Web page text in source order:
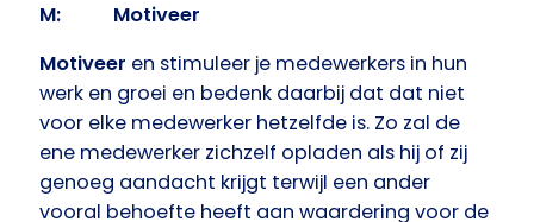
M: Motiveer
Motiveer en stimuleer je medewerkers in hun
werk en groei en bedenk daarbij dat dat niet
voor elke medewerker hetzelfde is. Zo zal de
ene medewerker zichzelf opladen als hij of zij
genoeg aandacht krijgt terwijl een ander
vooral behoefte heeft aan waardering voor de